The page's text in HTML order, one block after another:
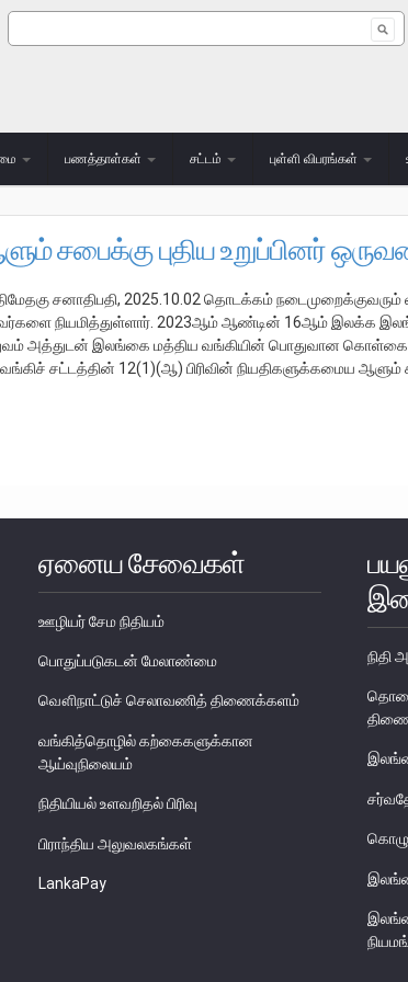
Search form
பணத்தாள்கள் சட்டம் புள்ளி விபரங்கள்
சபைக்கு புதிய உறுப்பினர்
சனாதிபதி, 2025.10.02 தொடக்கம்
நியமித்துள்ளார். 2023ஆம் ஆண்டின் 16ஆம் இலக்க
அத்துடன் இலங்கை மத்திய வங்கியின் பொதுவான
சட்டத்தின் 12(1)(ஆ) பிரிவின் நியதிகளுக்கமைய
ஏனைய சேவைகள்
ஊழியர் சேம நிதியம்
பொதுப்படுகடன் மேலாண்மை
வௌிநாட்டுச் செலாவணித் திணைக்களம்
வங்கித்தொழில் கற்கைகளுக்கான
ஆய்வுநிலையம்
நிதியியல் உளவறிதல் பிரிவு
பிராந்திய அலுவலகங்கள்
LankaPay
நிதி